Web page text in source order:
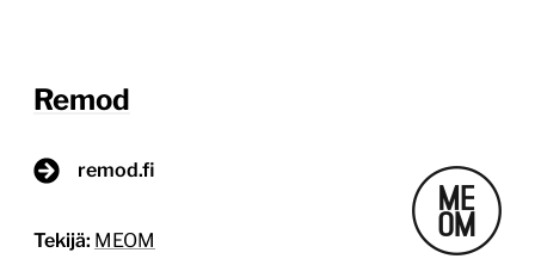
Remod
remod.fi
Tekijä: MEOM